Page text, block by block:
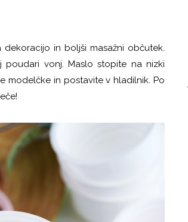
in boljši masažni občutek.
vonj. Maslo stopite na nizki
modelčke in postavite v hladilnik. Po